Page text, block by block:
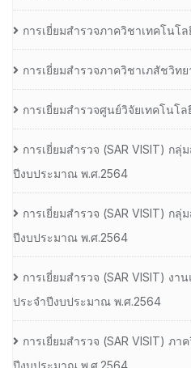
การเยี่ยมสำรวจภาควิชาเทคโน
การเยี่ยมสำรวจภาควิชาเภสัชวิทย
การเยี่ยมสำรวจศูนย์วิจัยเทคโนโล
การเยี่ยมสํารวจ (SAR VISIT) ก
ปีงบประมาณ พ.ศ.2564
การเยี่ยมสํารวจ (SAR VISIT) ก
ปีงบประมาณ พ.ศ.2564
การเยี่ยมสํารวจ (SAR VISIT) ง
ประจําปีงบประมาณ พ.ศ.2564
การเยี่ยมสํารวจ (SAR VISIT) ภ
ปีงบประมาณ พ.ศ.2564